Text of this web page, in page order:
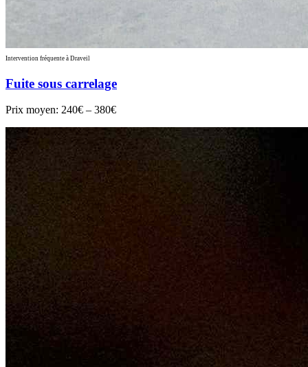
Intervention fréquente à Draveil
Fuite sous carrelage
Prix moyen: 240€ – 380€